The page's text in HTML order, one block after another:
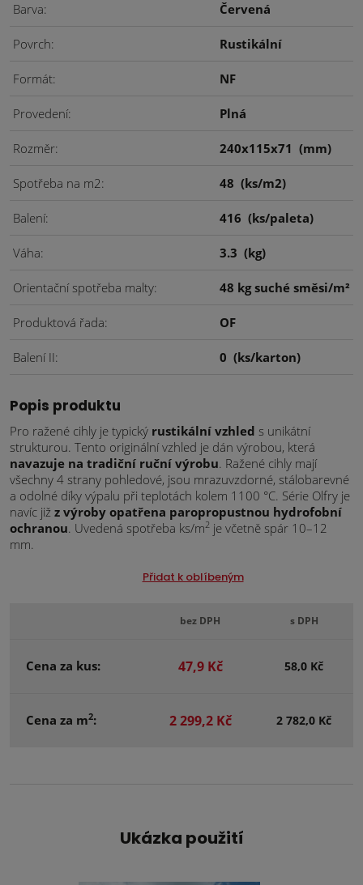
Barva Červená
Povrch Rustikální
Formát NF
Provedení Plná
Rozměr 240x115x71 (mm)
Spotřeba na m2 48 (ks/m2)
Balení 416 (ks/paleta)
Váha 3.3 (kg)
Orientační spotřeba malty 48 kg suché směsi/m²
Produktová řada OF
Balení II 0 (ks/karton)
Popis produktu
Pro ražené cihly je typický rustikální vzhled s unikátní
strukturou. Tento originální vzhled je dán výrobou, která
navazuje na tradiční ruční výrobu. Ražené cihly mají
všechny 4 strany pohledové, jsou mrazuvzdorné, stálobarevné
a odolné díky výpalu při teplotách kolem 1100 °C. Série Olfry je
navíc již z výroby opatřena paropropustnou hydrofobní
ochranou. Uvedená spotřeba ks/m2 je včetně spár 10–12
mm.
Přidat k oblíbeným
bez DPH s DPH
Cena za kus: 47,9 Kč 58,0 Kč
Cena za m2: 2 299,2 Kč 2 782,0 Kč
Ukázka použití